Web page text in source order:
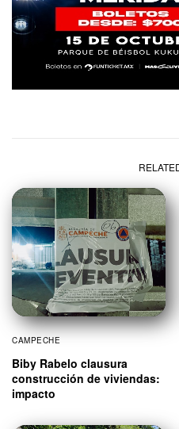
CAMPECHE
Biby Rabelo clausura
construcción de viviendas:
impacto